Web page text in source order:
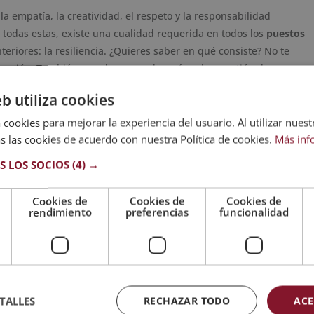
empatía, la creatividad, el respeto y la responsabilidad
estas, existe una cualidad requerida en todos los puestos
la resiliencia. ¿Quieres saber en qué consiste? No te
También, puedes aprender más sobre gestión de
aplicar?
en una empresa
personas enfrentan situaciones complicadas y las convierten
más a todos los candidatos y trabajadores que se muestran
es un aspecto muy importante en el sector empresarial.
utiliza cookies
cookies para mejorar la experiencia del usuario. Al utilizar
las cookies de acuerdo con nuestra Política de cookies. Más
LOS SOCIOS (4) →
Cookies de
rendimiento
Cookies de
preferencias
Cookies de
funcionalidad
RECHAZAR TODO